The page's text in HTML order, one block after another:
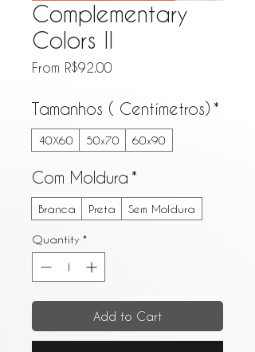
Complementary
Colors II
From R$92.00
Tamanhos ( Centímetros) *
40X60 50x70 60x90
Com Moldura *
Branca Preta Sem Moldura
Quantity *
Add to Cart